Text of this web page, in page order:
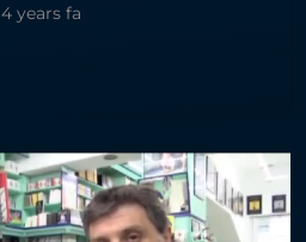
4 years fa